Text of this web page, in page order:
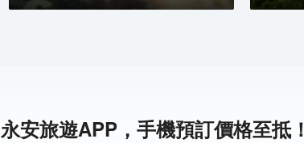
永安旅遊APP，手機預訂價格至抵！